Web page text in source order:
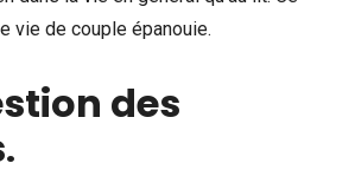
vie de couple épanouie.
des
.